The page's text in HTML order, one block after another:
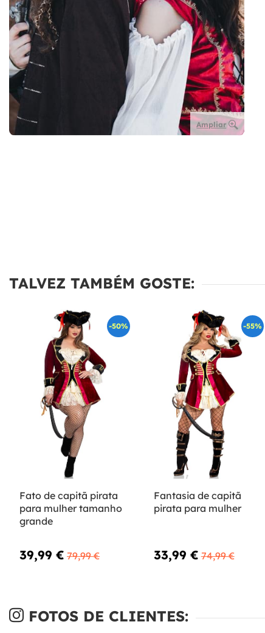
Ampliar
TALVEZ TAMBÉM GOSTE:
-50%
Fato de capitã pirata
para mulher tamanho
grande
39,99 € 79,99 €
-55%
Fantasia de capitã
pirata para mulher
33,99 € 74,99 €
FOTOS DE CLIENTES: